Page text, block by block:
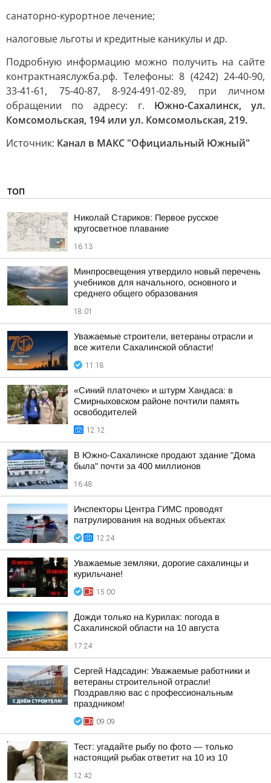
санаторно-курортное лечение;
налоговые льготы и кредитные каникулы и др.
Подробную информацию можно получить на сайте
контрактнаяслужба.рф. Телефоны: 8 (4242) 24-40-90,
33-41-61, 75-40-87, 8-924-491-02-89, при личном
обращении по адресу: г. Южно-Сахалинск, ул.
Комсомольская, 194 или ул. Комсомольская, 219.
Источник: Канал в МАКС "Официальный Южный"
ТОП
Николай Стариков: Первое русское
кругосветное плавание
16:13
Минпросвещения утвердило новый перечень
учебников для начального, основного и
среднего общего образования
18:01
Уважаемые строители, ветераны отрасли и
все жители Сахалинской области!
11:18
«Синий платочек» и штурм Хандаса: в
Смирныховском районе почтили память
освободителей
12:12
В Южно-Сахалинске продают здание "Дома
была" почти за 400 миллионов
16:48
Инспекторы Центра ГИМС проводят
патрулирования на водных объектах
12:24
Уважаемые земляки, дорогие сахалинцы и
курильчане!
15:00
Дожди только на Курилах: погода в
Сахалинской области на 10 августа
17:24
Сергей Надсадин: Уважаемые работники и
ветераны строительной отрасли!
Поздравляю вас с профессиональным
праздником!
09:09
Тест: угадайте рыбу по фото — только
настоящий рыбак ответит на 10 из 10
12:42